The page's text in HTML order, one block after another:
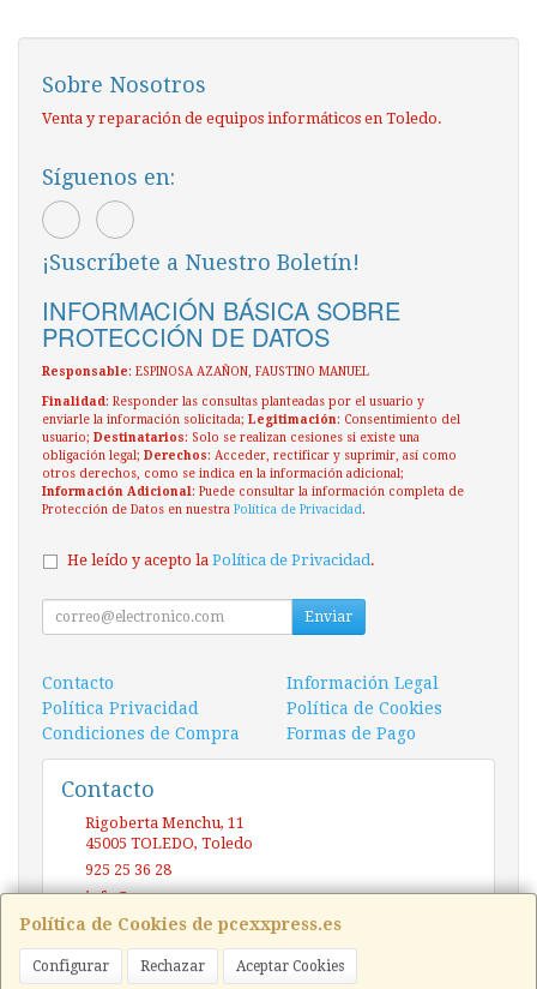
Política de Cookies de pcexxpress.es
Configurar Rechazar Aceptar Cookies
Sobre Nosotros
Venta y reparación de equipos informáticos en Toledo.
Síguenos en:
¡Suscríbete a Nuestro Boletín!
INFORMACIÓN BÁSICA SOBRE
PROTECCIÓN DE DATOS
Responsable: ESPINOSA AZAÑON, FAUSTINO MANUEL
Finalidad: Responder las consultas planteadas por el usuario y
enviarle la información solicitada; Legitimación: Consentimiento del
usuario; Destinatarios: Solo se realizan cesiones si existe una
obligación legal; Derechos: Acceder, rectificar y suprimir, así como
otros derechos, como se indica en la información adicional;
Información Adicional : Puede consultar la información completa de
Protección de Datos en nuestra Política de Privacidad .
He leído y acepto la Política de Privacidad.
Enviar
Contacto
Información Legal
Política Privacidad
Política de Cookies
Condiciones de Compra
Formas de Pago
Contacto
Rigoberta Menchu, 11
45005 TOLEDO, Toledo
925 25 36 28
info@pcexxpress.es
Horario